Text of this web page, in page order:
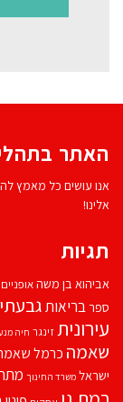
האתר
אנו עושים כל מאמץ
אלינו!
תגיות
אביהוא בן משהאופניים
ספרבריאות
עירוניתזינגר חיה
שאמה כרמל
ישראל משרד החינוך